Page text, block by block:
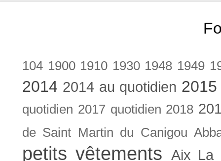
104 1900 1910 1930 1948 1949
2014 2014 au quotidien
quotidien 2017 quotidien 2018
de Saint Martin du Canigou
petits vêtements Aix La